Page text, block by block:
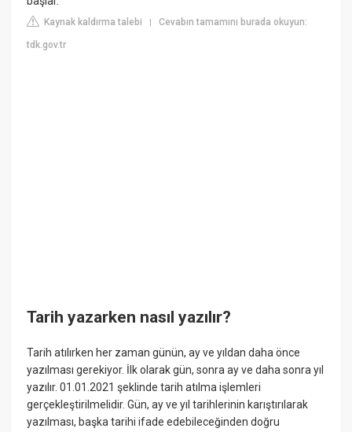
Kaynak kaldırma talebi |Cevabın tamamını burada okuyun:
tdk.gov.tr
Tarih yazarken nasıl yazılır?
Tarih atılırken her zaman günün, ay ve yıldan daha önce
yazılması gerekiyor. İlk olarak gün, sonra ay ve daha sonra yıl
yazılır. 01.01.2021 şeklinde tarih atılma işlemleri
gerçekleştirilmelidir. Gün, ay ve yıl tarihlerinin karıştırılarak
yazılması, başka tarihi ifade edebileceğinden doğru